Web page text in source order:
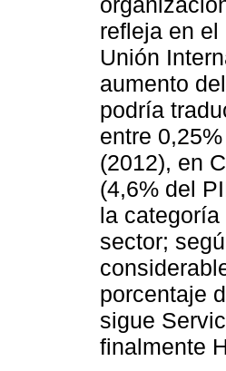
refleja en
Unión
aumento
podría
entre
(2012), en
(4,6% del
la
sector;
porcentaje
sigue
finalmente